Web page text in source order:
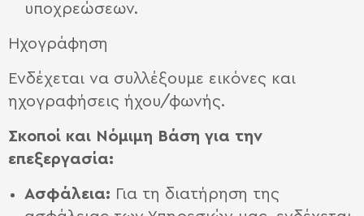
υποχρεώσεων.
Ηχογράφηση
Ενδέχεται να συλλέξουμε εικόνες και
ηχογραφήσεις ήχου/φωνής.
Σκοποί και N όμιμη Bάση για την
επεξεργασία:
Ασφάλεια: Για τη διατήρηση της